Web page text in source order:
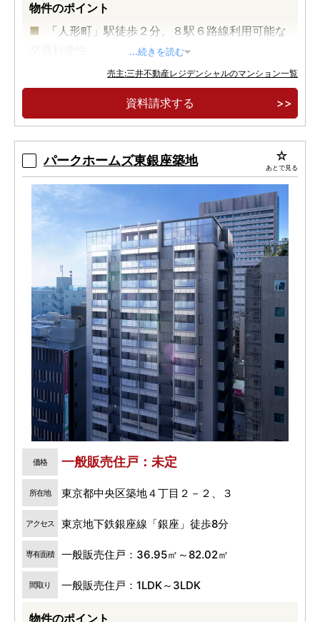
物件のポイント
「人形町」駅徒歩２分、８駅６路線利用可能な
大規模再開発が進む、日本橋エリアが生活圏
伝統×モダン 日本橋の美意識薫るデザイン
...続きを読む
売主:三井不動産レジデンシャルのマンション一覧
資料請求する
パークホームズ東銀座築地 あとで見る
価格 一般販売住戸：未定
所在地 東京都中央区築地４丁目２－２、３
アクセス 東京地下鉄銀座線「銀座」徒歩8分
専有面積 一般販売住戸：36.95㎡～82.02㎡
間取り 一般販売住戸：1LDK～3LDK
物件のポイント